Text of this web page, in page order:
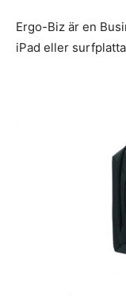
Ergo-Biz är en
iPad eller